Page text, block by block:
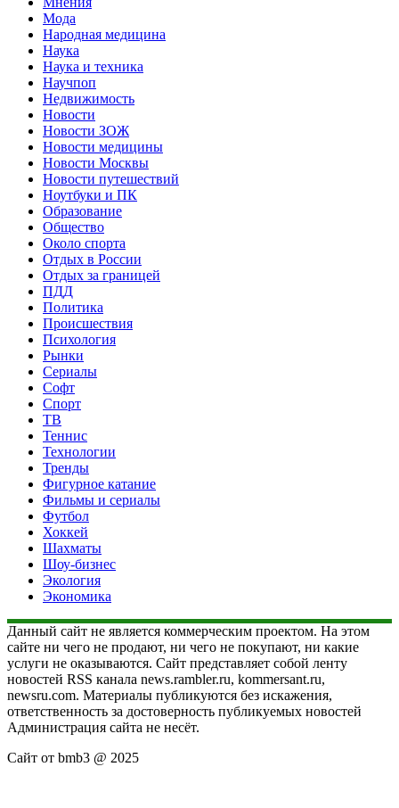
Мода
Народная медицина
Наука
Наука и техника
Научпоп
Недвижимость
Новости
Новости ЗОЖ
Новости медицины
Новости Москвы
Новости путешествий
Ноутбуки и ПК
Образование
Общество
Около спорта
Отдых в России
Отдых за границей
ПДД
Политика
Происшествия
Психология
Рынки
Сериалы
Софт
Спорт
ТВ
Теннис
Технологии
Тренды
Фигурное катание
Фильмы и сериалы
Футбол
Хоккей
Шахматы
Шоу-бизнес
Экология
Экономика
Данный сайт не является коммерческим проектом. На этом
сайте ни чего не продают, ни чего не покупают, ни какие
услуги не оказываются. Сайт представляет собой ленту
новостей RSS канала news.rambler.ru, kommersant.ru,
newsru.com. Материалы публикуются без искажения,
ответственность за достоверность публикуемых новостей
Администрация сайта не несёт.
Сайт от bmb3 @ 2025